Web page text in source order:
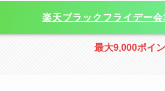
楽天ブラックフライデー会
最大9,000ポイ